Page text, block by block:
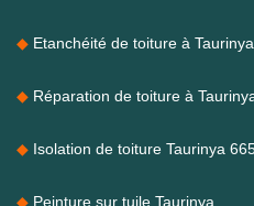
Etanchéité de toiture à Taurinya
Réparation de toiture à
Isolation de toiture Taurinya
Peinture sur tuile Taurinya